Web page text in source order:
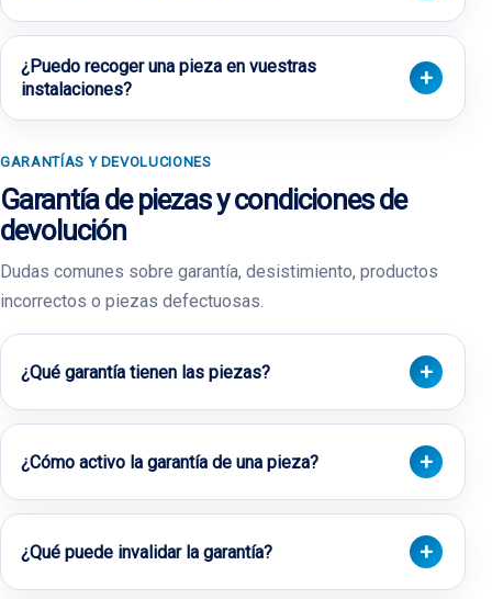
¿Puedo recoger una pieza en vuestras
instalaciones?
GARANTÍAS Y DEVOLUCIONES
Garantía de piezas y condiciones de
devolución
Dudas comunes sobre garantía, desistimiento, productos
incorrectos o piezas defectuosas.
¿Qué garantía tienen las piezas?
¿Cómo activo la garantía de una pieza?
¿Qué puede invalidar la garantía?